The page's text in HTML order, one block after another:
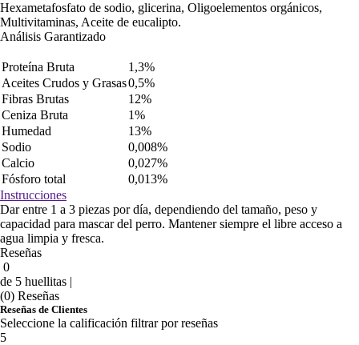
Hexametafosfato de sodio, glicerina, Oligoelementos orgánicos,
Multivitaminas, Aceite de eucalipto.
Análisis Garantizado
Proteína Bruta
1,3%
Aceites Crudos y Grasas0,5%
Fibras Brutas
12%
Ceniza Bruta
1%
Humedad
13%
Sodio
0,008%
Calcio
0,027%
Fósforo total
0,013%
Instrucciones
Dar entre 1 a 3 piezas por día, dependiendo del tamaño, peso y
capacidad para mascar del perro. Mantener siempre el libre acceso a
agua limpia y fresca.
Reseñas
0
de 5 huellitas |
(0) Reseñas
Reseñas de Clientes
Seleccione la calificación filtrar por reseñas
5